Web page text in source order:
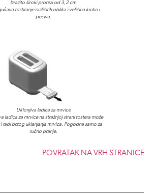
Izrazito široki prorezi od 3,2 cm
tostiranje različitih oblika i veličina kruha i
peciva.
Uklonjiva ladica za mrvice
ladica za mrvice na stražnjoj strani tostera može
radi brzog uklanjanja mrvica. Pogodna samo za
ručno pranje.
POVRATAK NA VRH STRANICE